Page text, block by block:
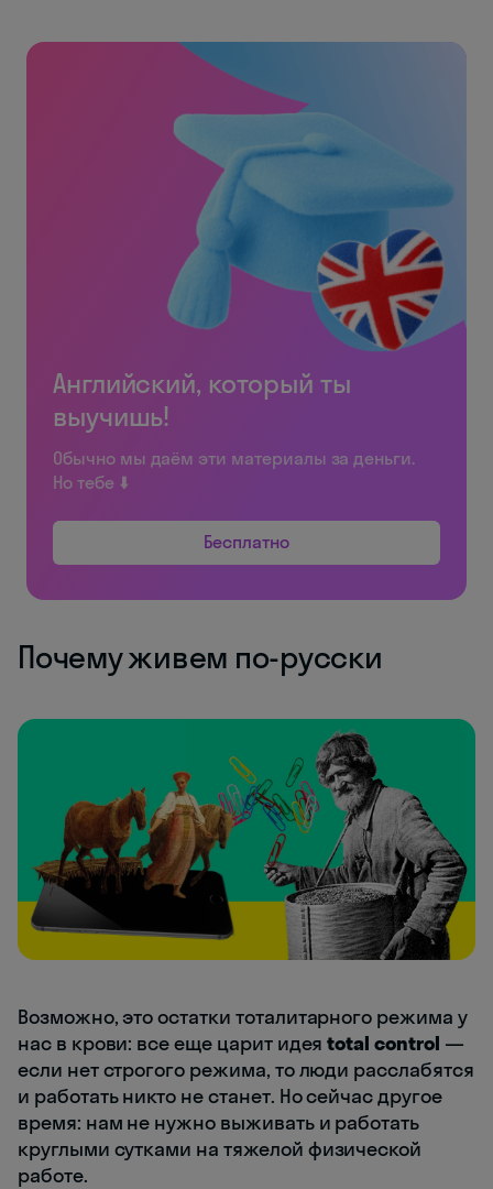
Английский, который ты
выучишь!
Обычно мы даём эти материалы за деньги.
Но тебе ⬇️
Бесплатно
Почему живем по-русски
Возможно, это остатки тоталитарного режима у
нас в крови: все еще царит идеяtotal control —
если нет строгого режима, то люди расслабятся
и работать никто не станет. Но сейчас другое
время: нам не нужно выживать и работать
круглыми сутками на тяжелой физической
работе.